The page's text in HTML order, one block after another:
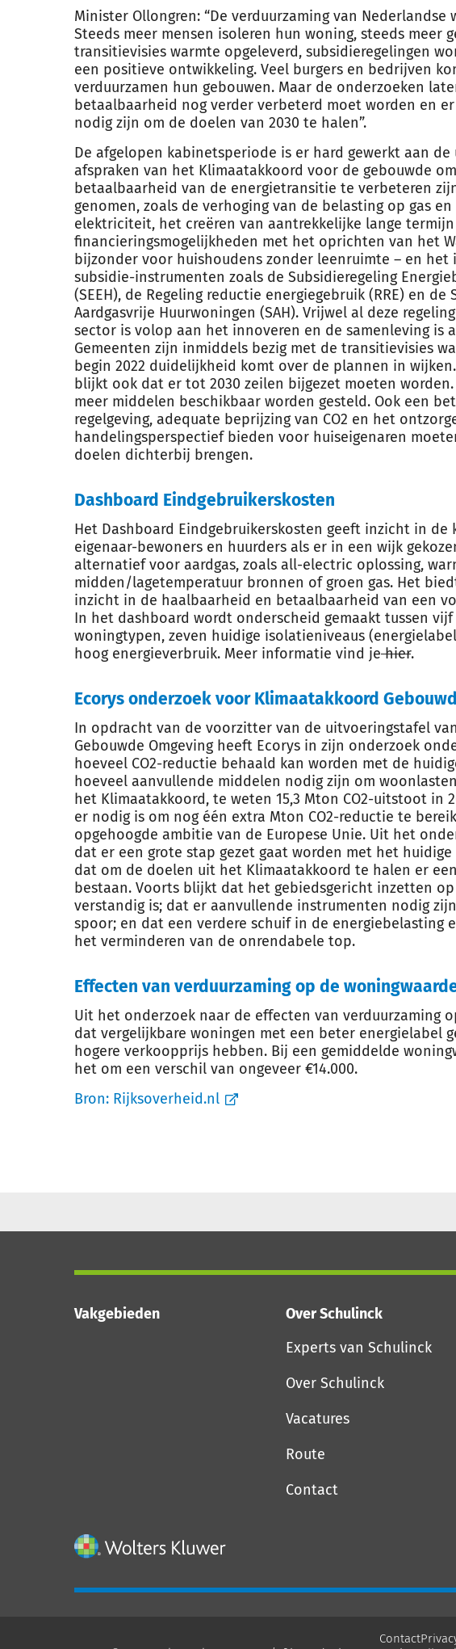
Minister Ollongren: “De verduurzaming van Nederlandse
Steeds meer mensen isoleren hun woning, steeds meer
transitievisies warmte opgeleverd, subsidieregelingen
een positieve ontwikkeling. Veel burgers en bedrijven
verduurzamen hun gebouwen. Maar de onderzoeken
betaalbaarheid nog verder verbeterd moet worden en
nodig zijn om de doelen van 2030 te halen”.
De afgelopen kabinetsperiode is er hard gewerkt aan
afspraken van het Klimaatakkoord voor de gebouwde
betaalbaarheid van de energietransitie te verbeteren
genomen, zoals de verhoging van de belasting op gas
elektriciteit, het creëren van aantrekkelijke lange termijn
financieringsmogelijkheden met het oprichten van het
bijzonder voor huishoudens zonder leenruimte – en het
subsidie-instrumenten zoals de Subsidieregeling
(SEEH), de Regeling reductie energiegebruik (RRE) en de
Aardgasvrije Huurwoningen (SAH). Vrijwel al deze
sector is volop aan het innoveren en de samenleving is
Gemeenten zijn inmiddels bezig met de transitievisies
begin 2022 duidelijkheid komt over de plannen in
blijkt ook dat er tot 2030 zeilen bijgezet moeten
meer middelen beschikbaar worden gesteld. Ook een
regelgeving, adequate beprijzing van CO2 en het
handelingsperspectief bieden voor huiseigenaren
doelen dichterbij brengen.
Dashboard Eindgebruikerskosten
Het Dashboard Eindgebruikerskosten geeft inzicht in
eigenaar-bewoners en huurders als er in een wijk
alternatief voor aardgas, zoals all-electric oplossing,
midden/lagetemperatuur bronnen of groen gas. Het
inzicht in de haalbaarheid en betaalbaarheid van een
In het dashboard wordt onderscheid gemaakt tussen
woningtypen, zeven huidige isolatieniveaus
hoog energieverbruik. Meer informatie vind jehier.
Ecorys onderzoek voor Klimaatakkoord
In opdracht van de voorzitter van de uitvoeringstafel
Gebouwde Omgeving heeft Ecorys in zijn onderzoek
hoeveel CO2-reductie behaald kan worden met de
hoeveel aanvullende middelen nodig zijn om
het Klimaatakkoord, te weten 15,3 Mton CO2-uitstoot in
er nodig is om nog één extra Mton CO2-reductie te
opgehoogde ambitie van de Europese Unie. Uit het
dat er een grote stap gezet gaat worden met het
dat om de doelen uit het Klimaatakkoord te halen er
bestaan. Voorts blijkt dat het gebiedsgericht inzetten
verstandig is; dat er aanvullende instrumenten nodig
spoor; en dat een verdere schuif in de energiebelasting
het verminderen van de onrendabele top.
Effecten van verduurzaming op de
Uit het onderzoek naar de effecten van verduurzaming
dat vergelijkbare woningen met een beter energielabel
hogere verkoopprijs hebben. Bij een gemiddelde
het om een verschil van ongeveer €14.000.
Bron: Rijksoverheid.nl
Vakgebieden
Over Schulinck
Experts van Schulinck
Over Schulinck
Vacatures
Route
Contact
Contact